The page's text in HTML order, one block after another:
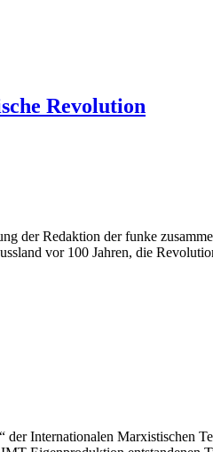
Revolution
der Redaktion der funke
vor 100 Jahren, die
Internationalen Marxistischen